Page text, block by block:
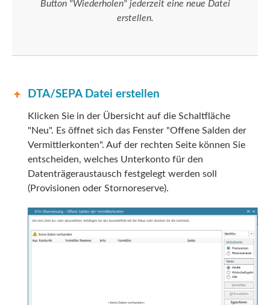
Button "Wiederholen" jederzeit eine neue Datei
erstellen.
DTA/SEPA Datei erstellen
Klicken Sie in der Übersicht auf die Schaltfläche
"Neu". Es öffnet sich das Fenster "Offene Salden der
Vermittlerkonten". Auf der rechten Seite können Sie
entscheiden, welches Unterkonto für den
Datenträgeraustausch festgelegt werden soll
(Provisionen oder Stornoreserve).